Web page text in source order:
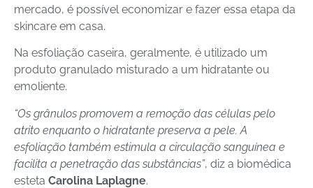
mercado, é possível economizar e fazer essa etapa da
skincare em casa.
Na esfoliação caseira, geralmente, é utilizado um
produto granulado misturado a um hidratante ou
emoliente.
“Os grânulos promovem a remoção das células pelo
atrito enquanto o hidratante preserva a pele. A
esfoliação também estimula a circulação sanguínea e
facilita a penetração das substâncias”, diz a biomédica
esteta Carolina Laplagne.